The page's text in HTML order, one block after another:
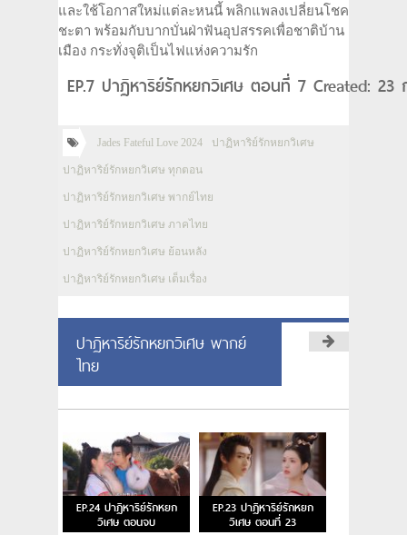
และใช้โอกาสใหม่แต่ละหนนี้ พลิกแพลงเปลี่ยนโชค
ชะตา พร้อมกับบากบั่นฝ่าฟันอุปสรรคเพื่อชาติบ้าน
เมือง กระทั่งจุติเป็นไฟแห่งความรัก
EP.7 ปาฏิหาริย์รักหยกวิเศษ ตอนที่ 7 Created: 23
Jades Fateful Love 2024 ปาฏิหาริย์รักหยกวิเศษ
ปาฏิหาริย์รักหยกวิเศษ ทุกตอน
ปาฏิหาริย์รักหยกวิเศษ พากย์ไทย
ปาฏิหาริย์รักหยกวิเศษ ภาคไทย
ปาฏิหาริย์รักหยกวิเศษ ย้อนหลัง
ปาฏิหาริย์รักหยกวิเศษ เต็มเรื่อง
ปาฏิหาริย์รักหยกวิเศษ พากย์
ไทย
EP.24 ปาฏิหาริย์รักหยก
วิเศษ ตอนจบ
EP.23 ปาฏิหาริย์รักหยก
วิเศษ ตอนที่ 23